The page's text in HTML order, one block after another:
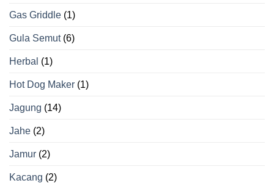
Gas Griddle (1)
Gula Semut(6)
Herbal (1)
Hot Dog Maker (1)
Jagung (14)
Jahe (2)
Jamur (2)
Kacang (2)